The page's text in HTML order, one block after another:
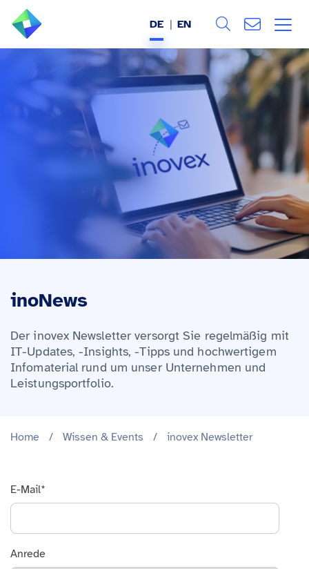
LEISTUNGEN
WISSEN & EVENTS
DE EN
inoNews
Der inovex Newsletter versorgt Sie regelmäßig mit
IT-Updates, -Insights, -Tipps und hochwertigem
Infomaterial rund um unser Unternehmen und
Leistungsportfolio.
Home / Wissen & Events / inovex Newsletter
E-Mail*
Anrede